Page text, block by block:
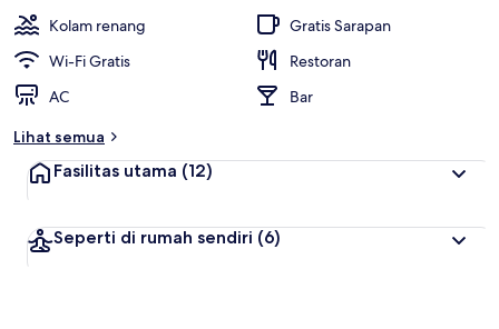
Kolam renang outdoor
Kolam renang
Gratis Sarapan
Wi-Fi Gratis
Restoran
AC
Bar
Lihat semua
Fasilitas utama (12)
Seperti di rumah sendiri (6)